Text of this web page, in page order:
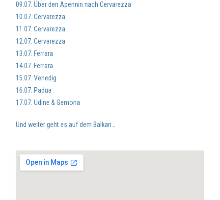
09.07. Über den Apennin nach Cervarezza
10.07. Cervarezza
11.07. Cervarezza
12.07. Cervarezza
13.07. Ferrara
14.07. Ferrara
15.07. Venedig
16.07. Padua
17.07. Udine & Gemona
Und weiter geht es auf dem Balkan…